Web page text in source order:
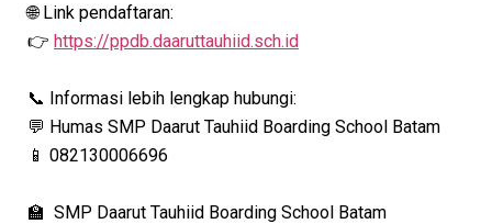
🌐 Link pendaftaran:
👉 https://ppdb.daaruttauhiid.sch.id
📞 Informasi lebih lengkap hubungi:
💬 Humas SMP Daarut Tauhiid Boarding School Batam
📱 082130006696
🏫 SMP Daarut Tauhiid Boarding School Batam